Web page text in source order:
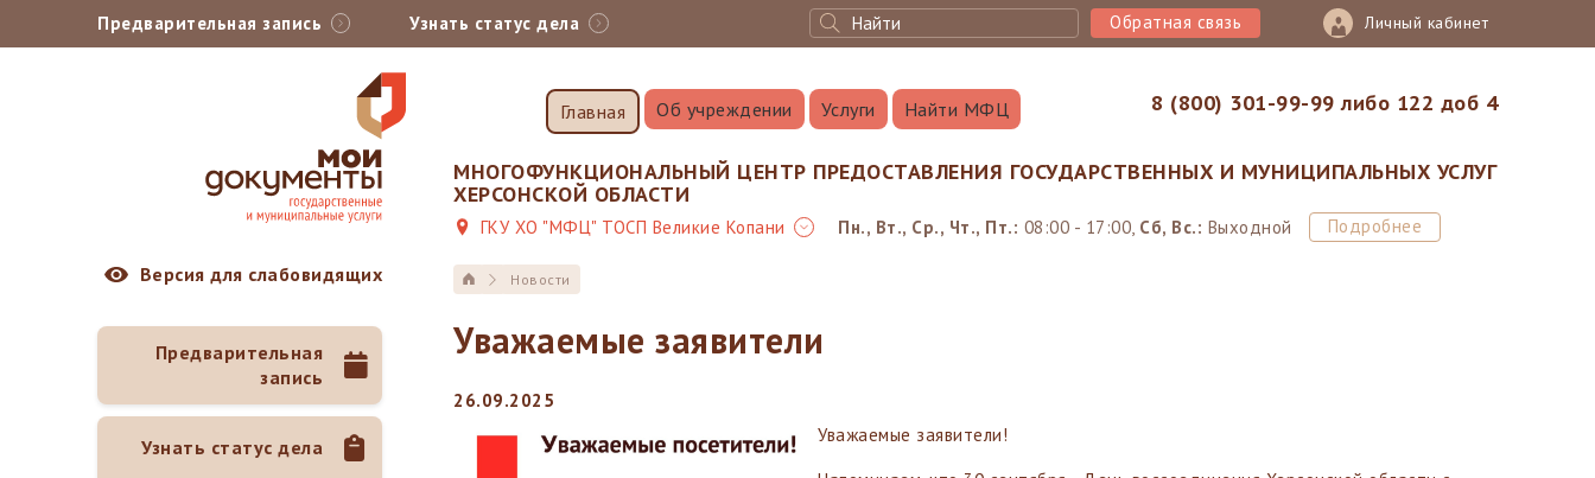
Предварительная запись Узнать статус дела Личный кабинет
8 (800) 301-99-99 либо 122 доб 4
Обратная связь
Главная Об учреждении Услуги Найти МФЦ
МНОГОФУНКЦИОНАЛЬНЫЙ ЦЕНТР ПРЕДОСТАВЛЕНИЯ ГОСУДАРСТВЕННЫХ И МУНИЦИПАЛЬНЫХ УСЛУГ
ХЕРСОНСКОЙ ОБЛАСТИ
ГКУ ХО "МФЦ" ТОСП Великие Копани Пн., Вт., Ср., Чт., Пт.: 08:00 - 17:00, Сб, Вс.: Выходной Подробнее
Версия для слабовидящих
Предварительная
запись
Узнать статус дела
Новости
Уважаемые заявители
26.09.2025
Уважаемые заявители!